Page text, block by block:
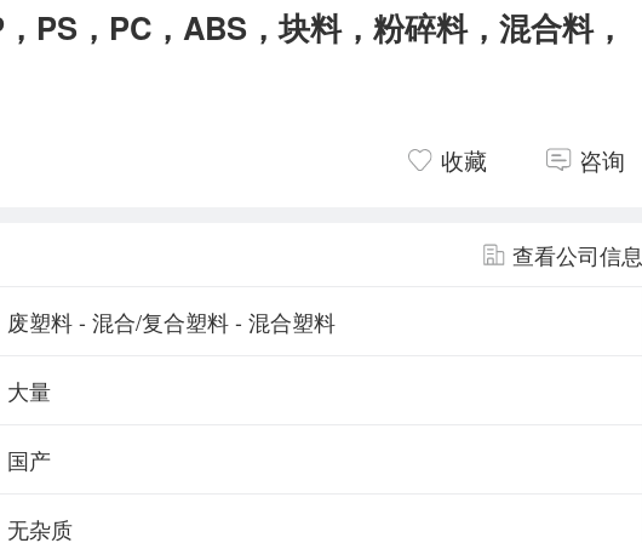
PS，PC，ABS，块料，粉碎料，混合料，
收藏 咨询
查看公司信息
废塑料 - 混合/复合塑料 - 混合塑料
大量
国产
无杂质